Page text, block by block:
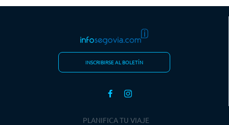
INSCRIBIRSE AL BOLETÍN
PLANIFICA TU VIAJE